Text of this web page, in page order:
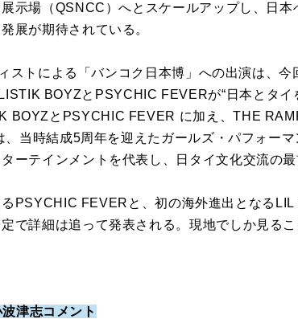
示場（QSNCC）へとスケールアップし、日
展が期待されている。
ストによる「バンコク日本博」への出演は、
BOYZとPSYCHIC FEVERが“日本とタイ
BOYZとPSYCHIC FEVER に加え、THE
当時結成5周年を迎えたガールズ・パフォー
ーテインメントを代表し、日タイ文化交流の最
PSYCHIC FEVERと、初の海外進出となる
で詳細は追って発表される。現地でしか見る
津志コメント